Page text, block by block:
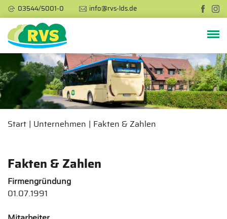
03544/5001-0 info@rvs-lds.de
Start Unternehmen Fakten & Zahlen
Fakten & Zahlen
Firmengründung
01.07.1991